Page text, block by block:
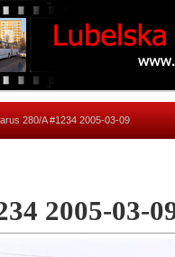
280/A #1234 2005-03-09
2005-03-